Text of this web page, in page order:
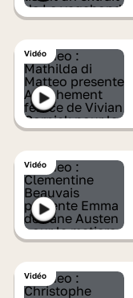
Vidéo
Vidéo
Vidéo